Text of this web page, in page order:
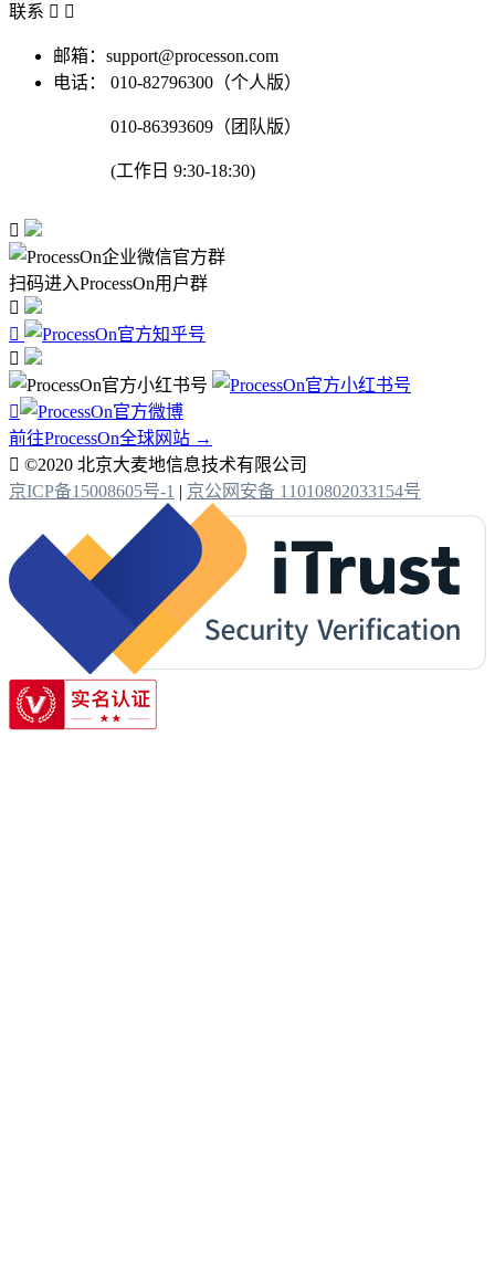
联系  
邮箱：support@processon.com
电话：
010-82796300（个人版）
010-86393609（团队版）
(工作日 9:30-18:30)

扫码进入ProcessOn用户群




前往ProcessOn全球网站 →
 ©2020 北京大麦地信息技术有限公司
京ICP备15008605号-1 | 京公网安备 11010802033154号